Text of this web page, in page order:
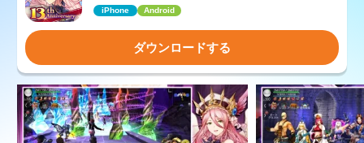
iPhone Android
ダウンロードする